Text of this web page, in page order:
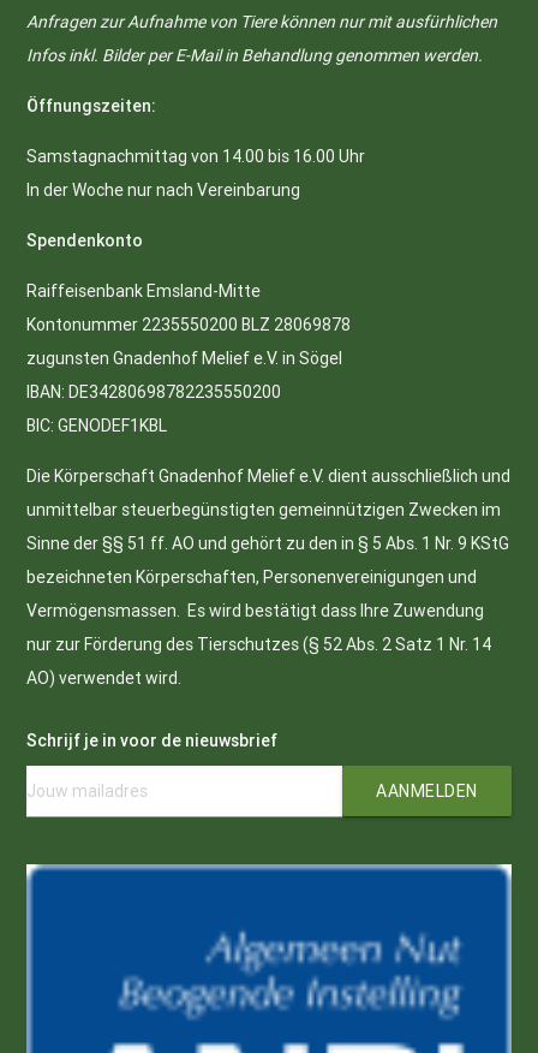
Anfragen zur Aufnahme von Tiere können nur mit ausfürhlichen
Infos inkl. Bilder per E-Mail in Behandlung genommen werden.
Öffnungszeiten:
Samstagnachmittag von 14.00 bis 16.00 Uhr
In der Woche nur nach Vereinbarung
Spendenkonto
Raiffeisenbank Emsland-Mitte
Kontonummer 2235550200 BLZ 28069878
zugunsten Gnadenhof Melief e.V. in Sögel
IBAN: DE34280698782235550200
BIC: GENODEF1KBL
Die Körperschaft Gnadenhof Melief e.V. dient ausschließlich und
unmittelbar steuerbegünstigten gemeinnützigen Zwecken im
Sinne der §§ 51 ff. AO und gehört zu den in § 5 Abs. 1 Nr. 9 KStG
bezeichneten Körperschaften, Personenvereinigungen und
Vermögensmassen. Es wird bestätigt dass Ihre Zuwendung
nur zur Förderung des Tierschutzes (§ 52 Abs. 2 Satz 1 Nr. 14
AO) verwendet wird.
Schrijf je in voor de nieuwsbrief